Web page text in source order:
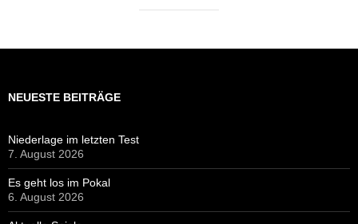
NEUESTE BEITRÄGE
Niederlage im letzten Test
7. August 2026
Es geht los im Pokal
6. August 2026